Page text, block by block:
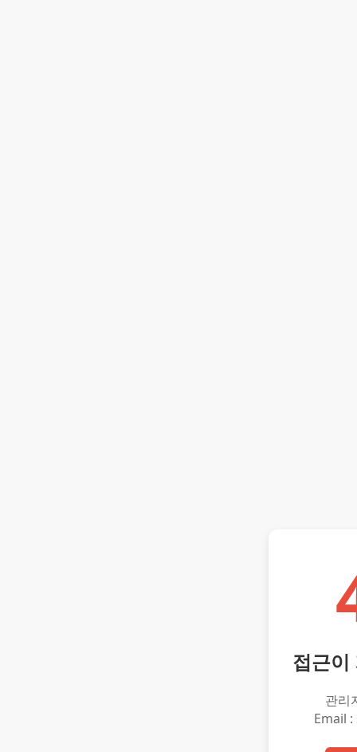
접근이
관리
Email